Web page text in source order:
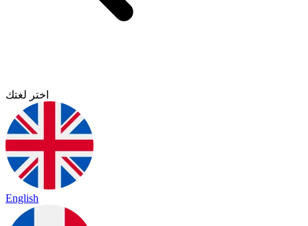
اختر لغتك
English